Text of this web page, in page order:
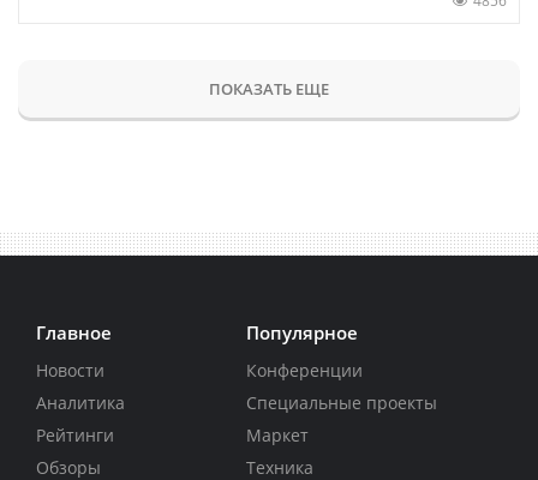
ПОКАЗАТЬ ЕЩЕ
Главное
Новости
Аналитика
Рейтинги
Обзоры
Популярное
Конференции
Специальные проекты
Маркет
Техника